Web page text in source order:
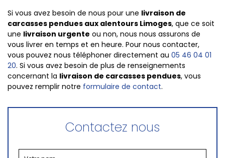
Si vous avez besoin de nous pour une livraison de
carcasses pendues aux alentours Limoges, que ce soit
une livraison urgente ou non, nous nous assurons de
vous livrer en temps et en heure. Pour nous contacter,
vous pouvez nous téléphoner directement au 05 46 04 01
20. Si vous avez besoin de plus de renseignements
concernant la livraison de carcasses pendues, vous
pouvez remplir notre formulaire de contact.
Contactez nous